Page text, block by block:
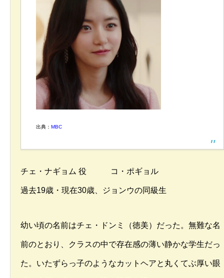
出典： MBC
チェ・ナギョム 役 コ・ポギョル
過去19歳・現在30歳、ジョンウの同級生
幼い頃の名前はチェ・ドンミ（徳美）だった。無難な名
前のとおり、クラスの中で存在感の薄い静かな学生だっ
た。いたずらっ子のようなカットヘアと丸くてぶ厚い眼